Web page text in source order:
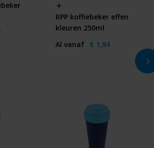
RPP koffiebeker effen
kleuren 250ml
Al vanaf € 1,94